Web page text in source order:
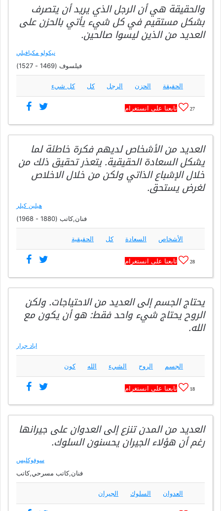
والحقيقة هي أن الرجل الذي يريد أن يتصرف
بشكل مستقيم في كل شيء يأتي بالحزن على
العديد من الذين ليسوا صالحين.
نيكولو مكيافيلي
فيلسوف (1469 - 1527)
الحقيقة الحزن الرجل كل كل شيء
27 تابعنا على انستغرام
العديد من الأشخاص لديهم فكرة خاطئة لما
يشكل السعادة الحقيقية. يتعذر تحقيق ذلك من
خلال الإشباع الذاتي ولكن من خلال الاخلاص
لغرض يستحق.
هيلين كيلر
فنان,كاتب (1880 - 1968)
الأشخاص السعادة كل الحقيقية
28 تابعنا على انستغرام
يحتاج الجسم إلى العديد من الاحتياجات. ولكن
الروح يحتاج شيء واحد فقط: هو أن يكون مع
الله.
اياد جرار
الجسم الروح الشيء الله كون
18 تابعنا على انستغرام
العديد من المدن تنزع إلى العدوان على جيرانها
رغم أن هؤلاء الجيران يحسنون السلوك.
سوفوكليس
فنان,كاتب مسرحي,كاتب
العدوان السلوك الجيران